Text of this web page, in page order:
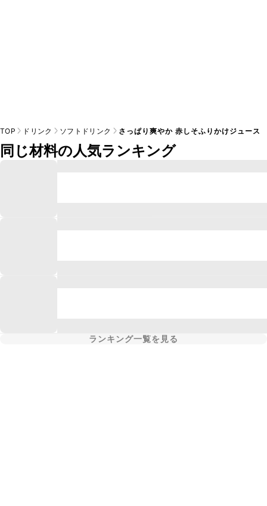
TOP ドリンク ソフトドリンク さっぱり爽やか 赤しそふりかけジュース
同じ材料の人気ランキング
ランキング一覧を見る